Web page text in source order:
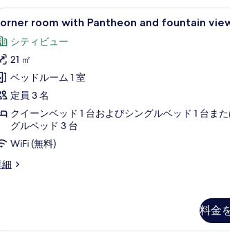
5th floor | 部屋からの景観 Corner room with
14 room with Pantheon and fountain
シティビュー
21 ㎡
ベッドルーム 1 室
定員 3 名
クイーンベッド 1 台およびシングルベッド 1 台ま
グルベッド 3 台
WiFi (無料)
細
料金